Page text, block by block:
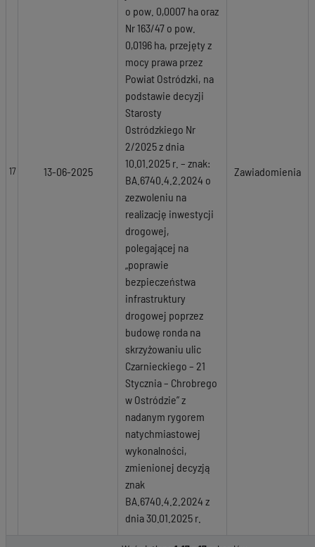
17 13-06-2025
o pow. 0,0007 ha oraz
Nr 163/47 o pow.
0,0196 ha, przejęty z
mocy prawa przez
Powiat Ostródzki, na
podstawie decyzji
Starosty
Ostródzkiego Nr
2/2025 z dnia
10.01.2025 r. – znak:
BA.6740.4.2.2024 o
zezwoleniu na
realizację inwestycji
drogowej,
polegającej na
„poprawie
bezpieczeństwa
infrastruktury
drogowej poprzez
budowę ronda na
skrzyżowaniu ulic
Czarnieckiego – 21
Stycznia – Chrobrego
w Ostródzie” z
nadanym rygorem
natychmiastowej
wykonalności,
zmienionej decyzją
znak
BA.6740.4.2.2024 z
dnia 30.01.2025 r.
Zawiadomienia